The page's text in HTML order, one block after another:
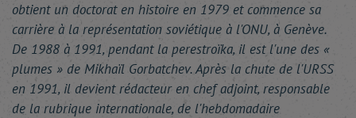
obtient un doctorat en histoire en 1979 et commence sa
carrière à la représentation soviétique à l'ONU, à Genève.
De 1988 à 1991, pendant la perestroïka, il est l'une des «
plumes » de Mikhaïl Gorbatchev. Après la chute de l'URSS
en 1991, il devient rédacteur en chef adjoint, responsable
de la rubrique internationale, de l'hebdomadaire